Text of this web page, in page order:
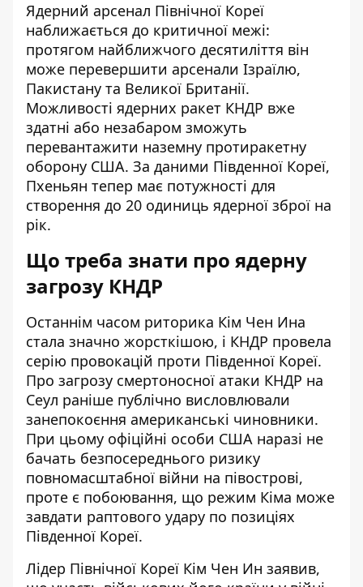
Ядерний арсенал Північної Кореї
наближається до критичної межі:
протягом найближчого десятиліття він
може перевершити арсенали Ізраїлю,
Пакистану та Великої Британії.
Можливості ядерних ракет КНДР вже
здатні або незабаром зможуть
перевантажити наземну протиракетну
оборону США. За даними Південної Кореї,
Пхеньян тепер має потужності для
створення до 20 одиниць ядерної зброї на
рік.
Що треба знати про ядерну
загрозу КНДР
Останнім часом риторика Кім Чен Ина
стала значно жорсткішою, і КНДР провела
серію провокацій проти Південної Кореї.
Про загрозу смертоносної атаки КНДР на
Сеул раніше публічно висловлювали
занепокоєння американські чиновники.
При цьому офіційні особи США наразі не
бачать безпосереднього ризику
повномасштабної війни на півострові,
проте є побоювання, що режим Кіма може
завдати раптового удару по позиціях
Південної Кореї.
Лідер Північної Кореї Кім Чен Ин заявив,